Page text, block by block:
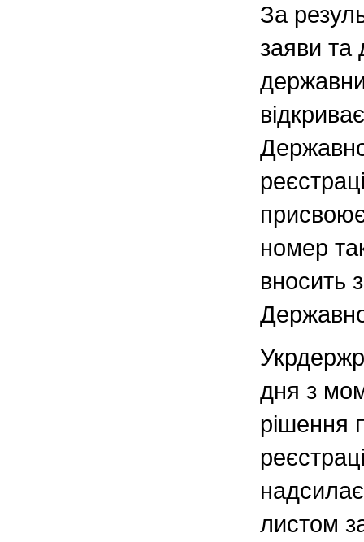
За
заяви та
номер
вносить
дня з
рішення
листом